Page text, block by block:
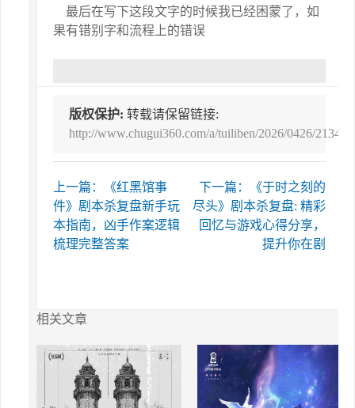
最后在写下这段文字的时候我已经困蒙了，如
果有错别字和流程上的错误
版权保护: 转载请保留链接:
http://www.chugui360.com/a/tuiliben/2026/0426/
上一篇：《红黑馆事
件》剧本杀复盘新手玩
本指南，凶手作案逻辑
梳理完整答案
下一篇：《于时之刻的
尽头》剧本杀复盘: 精彩
回忆与游戏心得分享，
提升你在剧
相关文章